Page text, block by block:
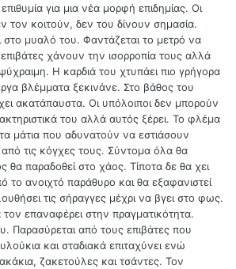
για μια νέα μορφή επιδημίας. Οι
τον κοιτούν, δεν του δίνουν σημασία.
στο μυαλό του. Φαντάζεται το μετρό να
χάνουν την ισορροπία τους αλλά
Η καρδιά του χτυπάει πιο γρήγορα
βλέμματα ξεκινάνε. Στο βάθος του
ακατάπαυστα. Οι υπόλοιποι δεν μπορούν
του αλλά αυτός ξέρει. Το φλέμα
μάτια που αδυνατούν να εστιάσουν
τις κόγχες τους. Σύντομα όλα θα
θα παραδοθεί στο χάος. Τίποτα δε θα χει
το ανοιχτό παράθυρο και θα εξαφανιστεί
τις σήραγγες μέχρι να βγει στο φως.
επαναφέρει στην πραγματικότητα.
Παρασύρεται από τους επιβάτες που
και σταδιακά επιταχύνει ενώ
ζακετούλες και τσάντες. Τον